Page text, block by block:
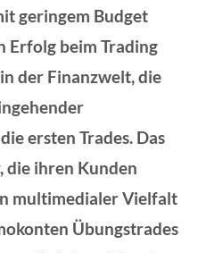
geringem Budget
Erfolg beim Trading
der Finanzwelt, die
ersten Trades. Das
die ihren Kunden
multimedialer Vielfalt
Übungstrades